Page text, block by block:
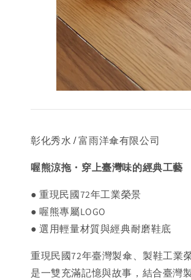
彰化秀水 /富雨洋傘有限公司
喔熊涼拖・穿上臺灣味的經典工藝
● 重現民國72年工業榮景
● 喔熊專屬LOGO
● 選用輕量材質與經典耐磨鞋底
重現民國72年臺灣製傘、製鞋工業
是一雙充滿記憶與故事，結合臺灣